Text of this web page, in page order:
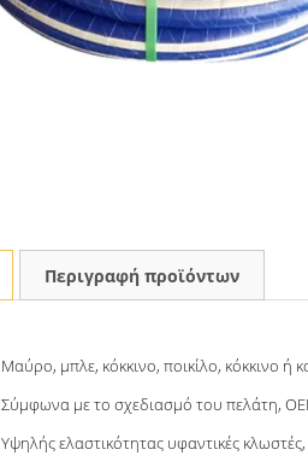
Περιγραφή προϊόντων
Μαύρο, μπλε, κόκκινο, ποικίλο, κόκκινο ή
Σύμφωνα με το σχεδιασμό του πελάτη,
Υψηλής ελαστικότητας υφαντικές